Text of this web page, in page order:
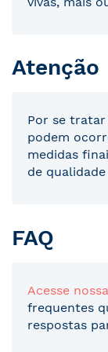
Atenção
Por se
podem
medidas
de
FAQ
Acesse
frequentes
respostas